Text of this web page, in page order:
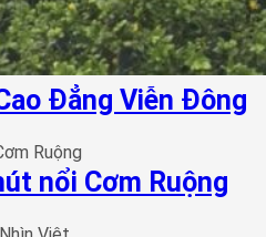
Đẳng Viễn Đông
nổi Cơm Ruộng